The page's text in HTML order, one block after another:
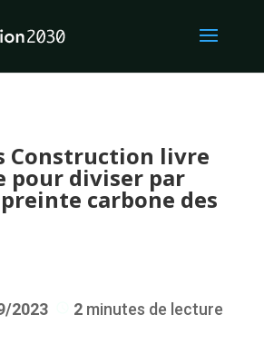
Construction livre
pour diviser par
carbone des
2023 2minutes de lecture